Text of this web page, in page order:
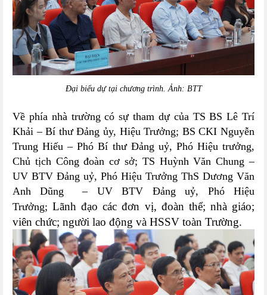
Đại biểu dự tại chương trình.Ảnh: BTT
Về phía nhà trường có sự tham dự của TS BS Lê Trí
Khải – Bí thư Đảng ủy, Hiệu Trưởng; BS CKI Nguyễn
Trung Hiếu – Phó Bí thư Đảng uỷ, Phó Hiệu trưởng,
Chủ tịch Công đoàn cơ sở; TS Huỳnh Văn Chung –
UV BTV Đảng uỷ, Phó Hiệu Trưởng ThS Dương Văn
Anh Dũng – UV BTV Đảng uỷ, Phó Hiệu
Trưởng;Lãnh đạo các đơn vị, đoàn thể; nhà giáo;
viên chức; người lao động và HSSV toàn Trường.